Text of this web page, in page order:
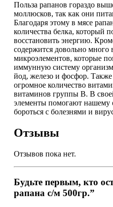
Польза рапанов гораздо
моллюсков, так как они
Благодаря этому в мясе
количества белка, который
восстановить энергию.
содержится довольно много
микроэлементов, которые
иммунную систему
йод, железо и фосфор. Также
огромное количество
витаминов группы В. В
элементы помогают нашему
бороться с болезнями и
Отзывы
Отзывов пока нет.
Будьте первым, кто
рапана с/м 500гр.”